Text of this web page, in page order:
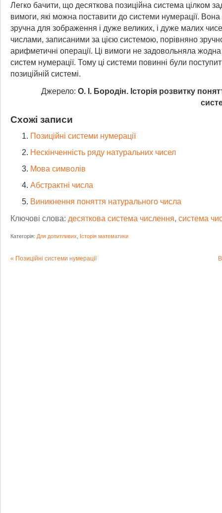
Легко бачити, що десяткова позиційна система цілком
вимоги, які можна поставити до системи нумерації.
зручна для зображення і дуже великих, і дуже малих
числами, записаними за цією системою, порівняно
арифметичні операції. Ці вимоги не задовольняла жодна
систем нумерації. Тому ці системи повинні були
позиційній системі.
Джерело: О. І. Бородін. Історія розвитку
Схожі записи
Позиційні системи нумерації
Нескінченність ряду натуральних чисел
Мова символів
Абстрактні числа
Виникнення поняття натурального числа
Ключові слова: десяткова система числення, система
Категорія: Для допитливих Історія математики
Позиційні системи нумерації